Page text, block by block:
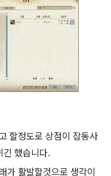
할정도로 상점이 잡동사
긴 했습니다.
가 활발할것으로 생각이